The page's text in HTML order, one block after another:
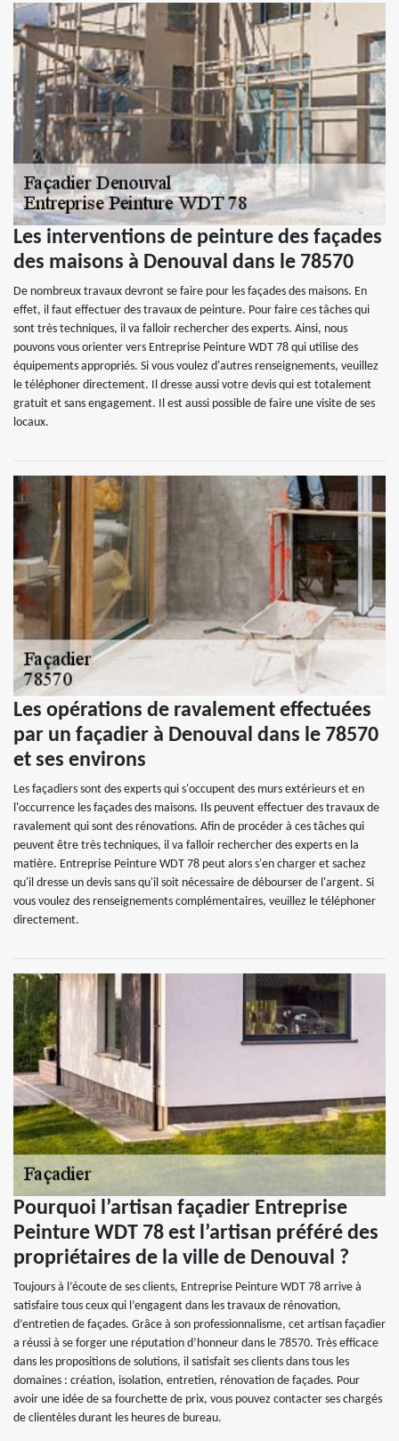
Les interventions de peinture des façades
des maisons à Denouval dans le 78570
De nombreux travaux devront se faire pour les façades des maisons. En
effet, il faut effectuer des travaux de peinture. Pour faire ces tâches qui
sont très techniques, il va falloir rechercher des experts. Ainsi, nous
pouvons vous orienter vers Entreprise Peinture WDT 78 qui utilise des
équipements appropriés. Si vous voulez d'autres renseignements, veuillez
le téléphoner directement. Il dresse aussi votre devis qui est totalement
gratuit et sans engagement. Il est aussi possible de faire une visite de ses
locaux.
Les opérations de ravalement effectuées
par un façadier à Denouval dans le 78570
et ses environs
Les façadiers sont des experts qui s'occupent des murs extérieurs et en
l'occurrence les façades des maisons. Ils peuvent effectuer des travaux de
ravalement qui sont des rénovations. Afin de procéder à ces tâches qui
peuvent être très techniques, il va falloir rechercher des experts en la
matière. Entreprise Peinture WDT 78 peut alors s'en charger et sachez
qu'il dresse un devis sans qu'il soit nécessaire de débourser de l'argent. Si
vous voulez des renseignements complémentaires, veuillez le téléphoner
directement.
Pourquoi l’artisan façadier Entreprise
Peinture WDT 78 est l’artisan préféré des
propriétaires de la ville de Denouval ?
Toujours à l’écoute de ses clients, Entreprise Peinture WDT 78 arrive à
satisfaire tous ceux qui l’engagent dans les travaux de rénovation,
d’entretien de façades. Grâce à son professionnalisme, cet artisan façadier
a réussi à se forger une réputation d’honneur dans le 78570. Très efficace
dans les propositions de solutions, il satisfait ses clients dans tous les
domaines : création, isolation, entretien, rénovation de façades. Pour
avoir une idée de sa fourchette de prix, vous pouvez contacter ses chargés
de clientèles durant les heures de bureau.